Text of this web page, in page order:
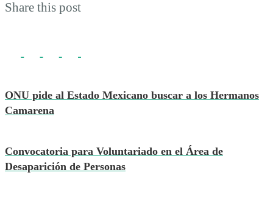
Share this post
ONU pide al Estado Mexicano buscar a los Hermanos
Camarena
Convocatoria para Voluntariado en el Área de
Desaparición de Personas